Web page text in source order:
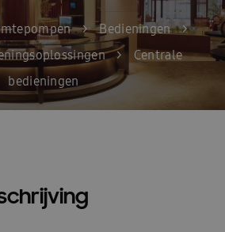
> Bedieningen >
>
Centrale
bedieningen